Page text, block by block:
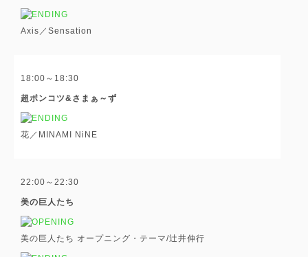
Axis／Sensation
18:00～18:30
超ポンコツ&さまぁ～ず
花／MINAMI NiNE
22:00～22:30
美の巨人たち
美の巨人たち オープニング・テーマ/辻井伸行